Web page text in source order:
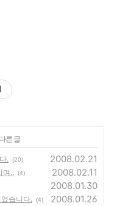
른 글
. (20) 2008.02.21
며.. (4) 2008.02.11
2008.01.30
습니다. (4) 2008.01.26